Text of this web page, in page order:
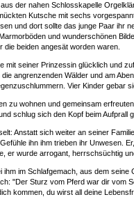
der nahen Schlosskapelle
Kutsche mit sechs
und dort sollte das junge Paar ihr
und wunderschönen
beiden angesät worden waren.
mit seiner Prinzessin glücklich und
angrenzenden Wälder und am
Vier Kinder gebar
zu wohnen und gemeinsam
schlug sich den Kopf beim Aufprall
Anstatt sich weiter an seiner
ihn ihm trieben ihr Unwesen.
er wurde arrogant, herrschsüchtig
im Schlafgemach, aus dem
"Der Sturz vom Pferd war dir vom
kommen, du wirst all deine